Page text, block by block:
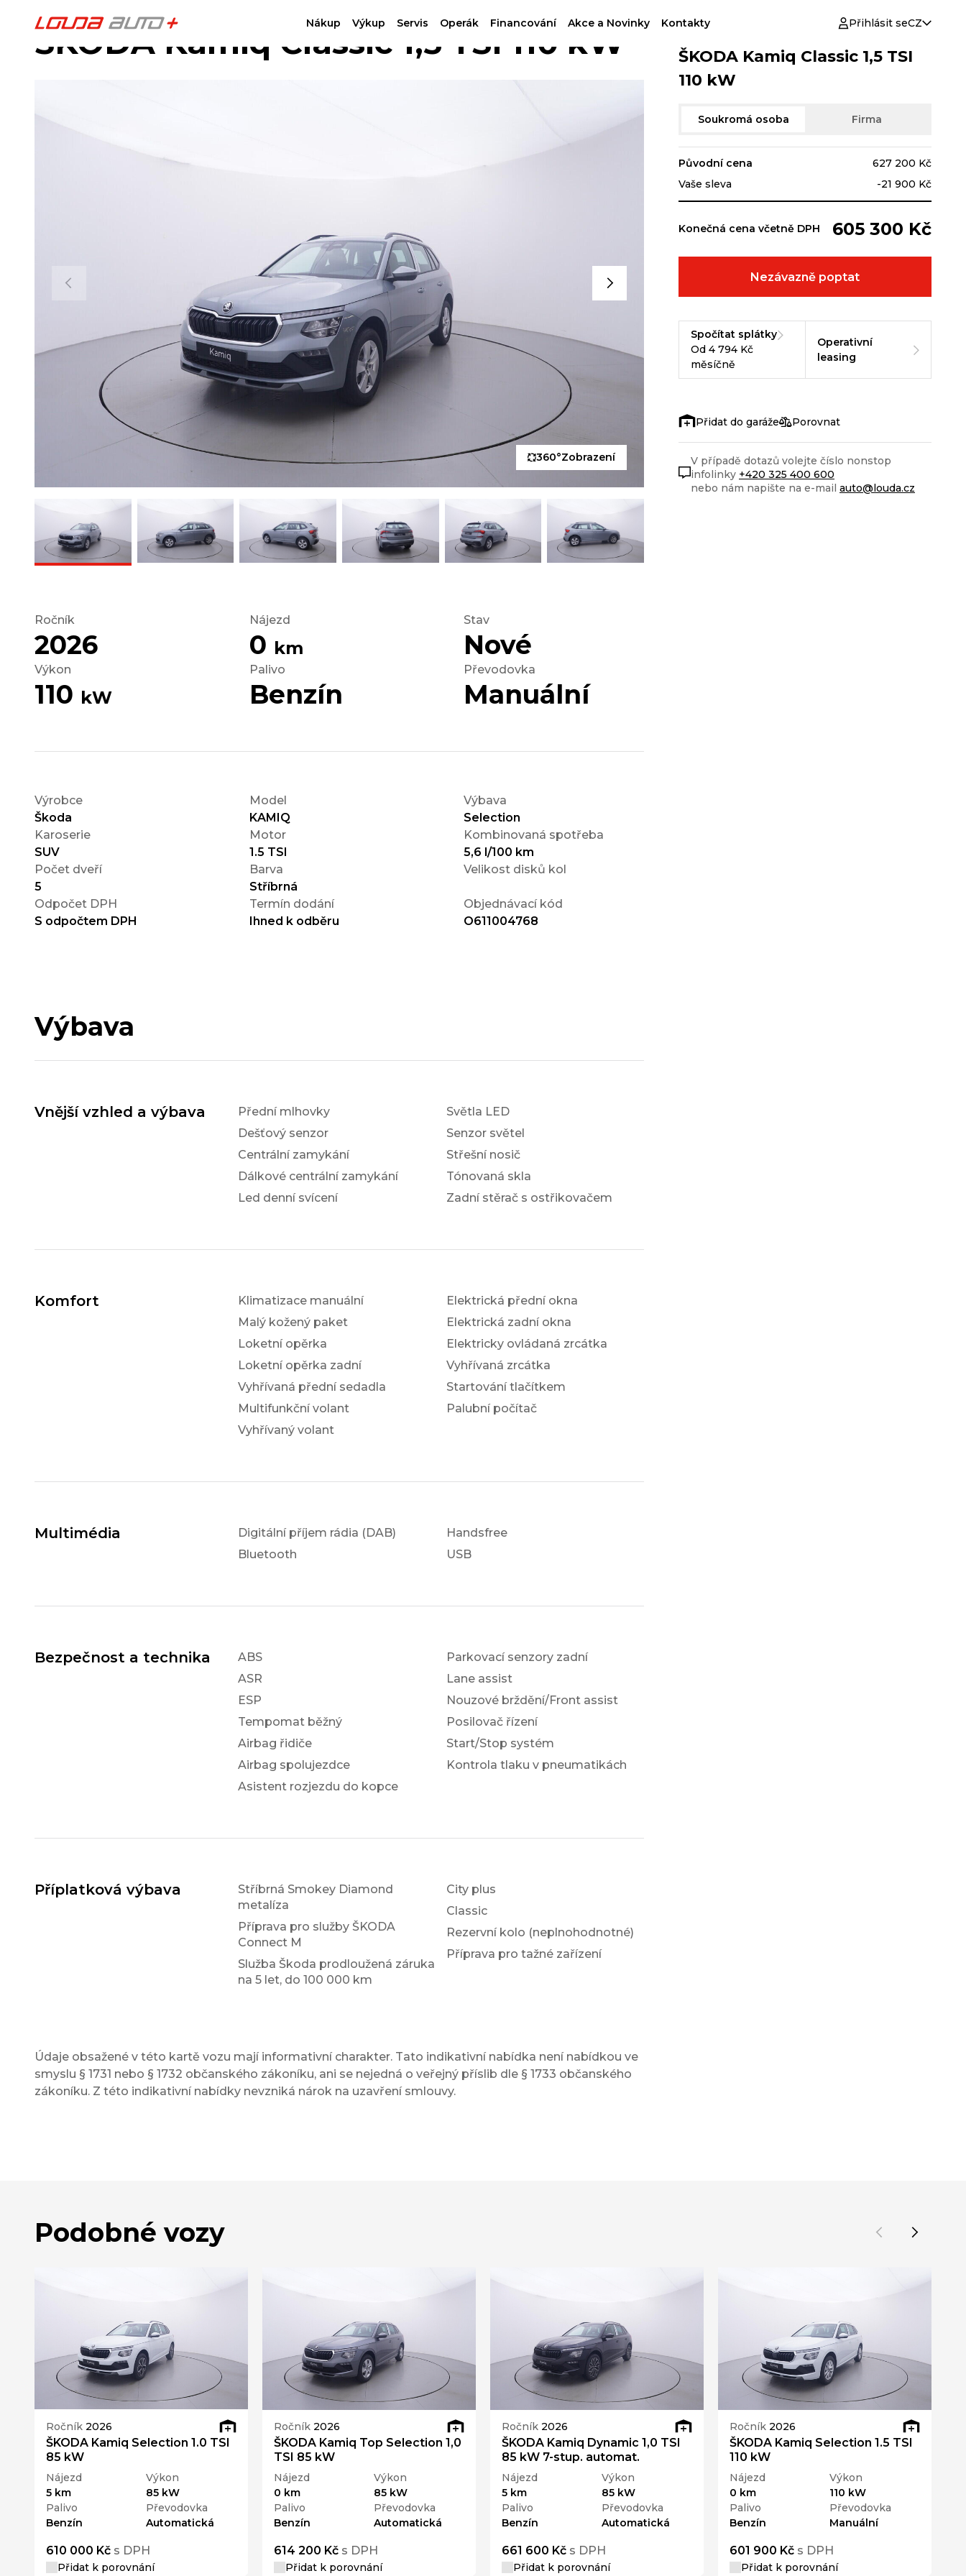
Nákup Výkup Servis Operák Financování Akce a Novinky Kontakty Přihlásit seCZ
ŠKODA Kamiq Classic 1,5 TSI 110 kW
360°Zobrazení
Ročník
2026
Nájezd
0 km
Stav
Nové
Výkon
110 kW
Palivo
Benzín
Převodovka
Manuální
Výrobce
Škoda
Model
KAMIQ
Výbava
Selection
Karoserie
SUV
Motor
1.5 TSI
Kombinovaná spotřeba
5,6 l/100 km
Počet dveří
5
Barva
Stříbrná
Velikost disků kol
Odpočet DPH
S odpočtem DPH
Termín dodání
Ihned k odběru
Objednávací kód
O611004768
Výbava
Vnější vzhled a výbava
Přední mlhovky
Dešťový senzor
Centrální zamykání
Dálkové centrální zamykání
Led denní svícení
Světla LED
Senzor světel
Střešní nosič
Tónovaná skla
Zadní stěrač s ostřikovačem
Komfort
Klimatizace manuální
Malý kožený paket
Loketní opěrka
Loketní opěrka zadní
Vyhřívaná přední sedadla
Multifunkční volant
Vyhřívaný volant
Elektrická přední okna
Elektrická zadní okna
Elektricky ovládaná zrcátka
Vyhřívaná zrcátka
Startování tlačítkem
Palubní počítač
Multimédia
Digitální příjem rádia (DAB)
Bluetooth
Handsfree
USB
Bezpečnost a technika
ABS
ASR
ESP
Tempomat běžný
Airbag řidiče
Airbag spolujezdce
Asistent rozjezdu do kopce
Parkovací senzory zadní
Lane assist
Nouzové brždění/Front assist
Posilovač řízení
Start/Stop systém
Kontrola tlaku v pneumatikách
Příplatková výbava
Stříbrná Smokey Diamond
metalíza
Příprava pro služby ŠKODA
Connect M
Služba Škoda prodloužená záruka
na 5 let, do 100 000 km
City plus
Classic
Rezervní kolo (neplnohodnotné)
Příprava pro tažné zařízení
Údaje obsažené v této kartě vozu mají informativní charakter. Tato indikativní nabídka není nabídkou ve
smyslu § 1731 nebo § 1732 občanského zákoníku, ani se nejedná o veřejný příslib dle § 1733 občanského
zákoníku. Z této indikativní nabídky nevzniká nárok na uzavření smlouvy.
ŠKODA Kamiq Classic 1,5 TSI
110 kW
Soukromá osoba Firma
Původní cena
627 200 Kč
Vaše sleva
-21 900 Kč
Konečná cena včetně DPH 605 300 Kč
Nezávazně poptat
Spočítat splátky
Od 4 794 Kč
měsíčně
Operativní
leasing
Porovnat
V případě dotazů volejte číslo nonstop
infolinky +420 325 400 600
nebo nám napište na e-mail auto@louda.cz
Podobné vozy
Ročník 2026
ŠKODA Kamiq Selection 1.0 TSI
85 kW
Nájezd
5 km
Výkon
85 kW
Palivo
Benzín
Převodovka
Automatická
610 000 Kč s DPH
Přidat k porovnání
Ročník 2026
ŠKODA Kamiq Top Selection 1,0
TSI 85 kW
Nájezd
0 km
Výkon
85 kW
Palivo
Benzín
Převodovka
Automatická
614 200 Kč s DPH
Přidat k porovnání
Ročník 2026
ŠKODA Kamiq Dynamic 1,0 TSI
85 kW 7-stup. automat.
Nájezd
5 km
Výkon
85 kW
Palivo
Benzín
Převodovka
Automatická
661 600 Kč s DPH
Přidat k porovnání
Ročník 2026
ŠKODA Kamiq Selection 1.5 TSI
110 kW
Nájezd
0 km
Výkon
110 kW
Palivo
Benzín
Převodovka
Manuální
601 900 Kč s DPH
Přidat k porovnání